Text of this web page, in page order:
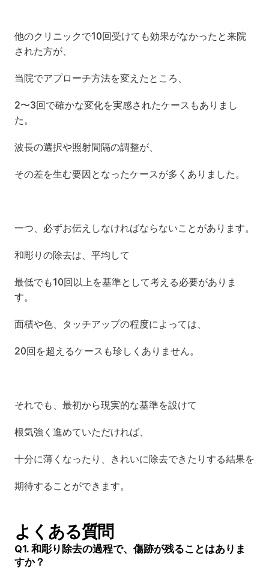
他のクリニックで10回受けても効果がなかったと来院
された方が、
当院でアプローチ方法を変えたところ、
2〜3回で確かな変化を実感されたケースもありまし
た。
波長の選択や照射間隔の調整が、
その差を生む要因となったケースが多くありました。
一つ、必ずお伝えしなければならないことがあります。
和彫りの除去は、平均して
最低でも10回以上を基準として考える必要がありま
す。
面積や色、タッチアップの程度によっては、
20回を超えるケースも珍しくありません。
それでも、最初から現実的な基準を設けて
根気強く進めていただければ、
十分に薄くなったり、きれいに除去できたりする結果を
期待することができます。
よくある質問
Q1. 和彫り除去の過程で、傷跡が残ることはありま
すか？